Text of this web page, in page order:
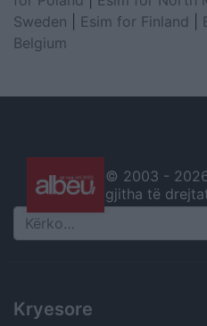
Sweden
Esim for Finland
Belgium
© 2003 -
gjitha të
Search
Kryesore